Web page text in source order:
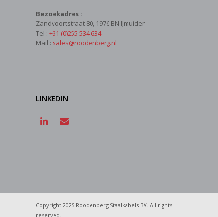
Bezoekadres :
Zandvoortstraat 80, 1976 BN IJmuiden
Tel : +31 (0)255 534 634
Mail : sales@roodenberg.nl
LINKEDIN
Copyright 2025 Roodenberg Staalkabels BV. All rights
reserved.